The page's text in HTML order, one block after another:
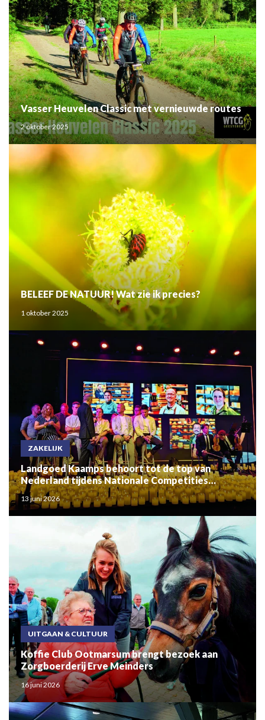
Vasser Heuvelen Classic met vernieuwde routes
2 oktober 2025
BELEEF DE NATUUR! Wat zie ik precies?
1 oktober 2025
ZAKELIJK
Landgoed Kaamps behoort tot de top van
Nederland tijdens Nationale Competities
Foodspecialiteiten 2026
13 juni 2026
UITGAAN & CULTUUR
Koffie Club Ootmarsum brengt bezoek aan
Zorgboerderij Erve Meinders
16 juni 2026